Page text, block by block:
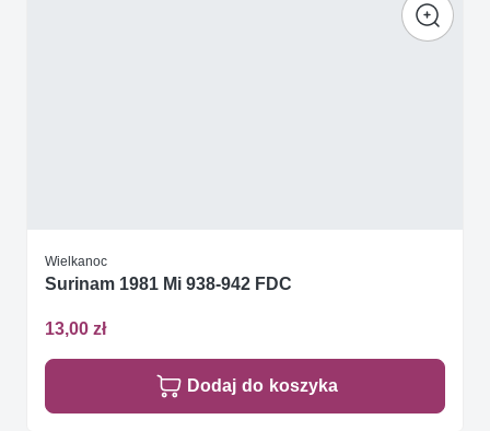
Wielkanoc
Surinam 1981 Mi 938-942 FDC
13,00 zł
Dodaj do koszyka